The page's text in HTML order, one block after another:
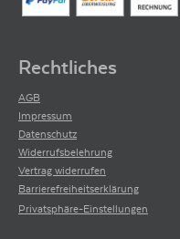
Rechtliches
AGB
Impressum
Datenschutz
Widerrufsbelehrung
Vertrag widerrufen
Barrierefreiheitserklärung
Privatsphäre-Einstellungen